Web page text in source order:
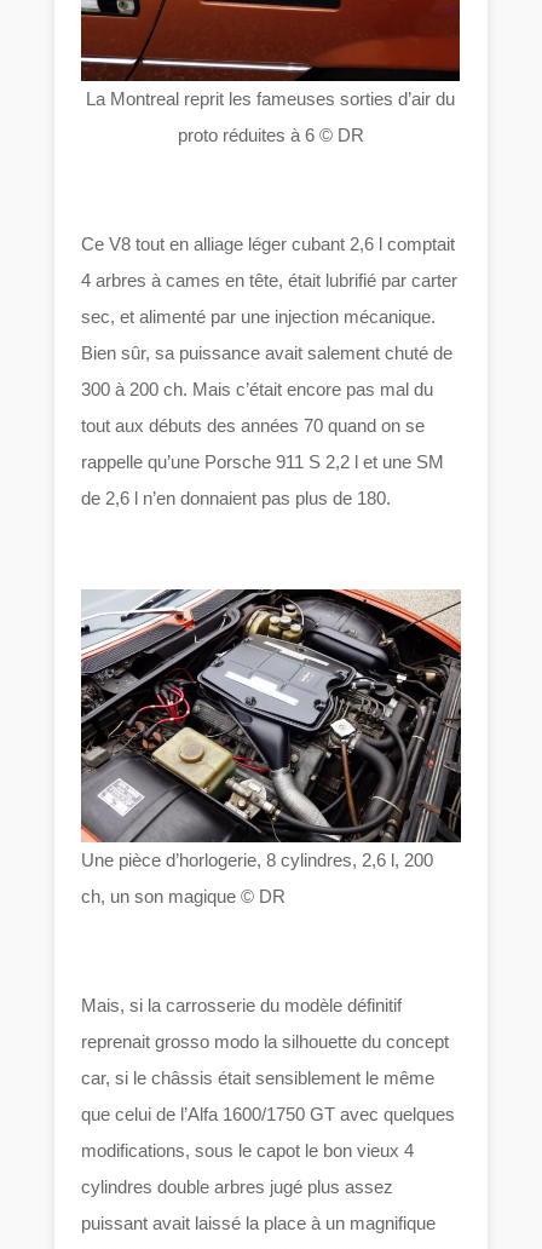
La Montreal reprit les fameuses sorties d’air du
proto réduites à 6 © DR
Ce V8 tout en alliage léger cubant 2,6 l comptait
4 arbres à cames en tête, était lubrifié par carter
sec, et alimenté par une injection mécanique.
Bien sûr, sa puissance avait salement chuté de
300 à 200 ch. Mais c’était encore pas mal du
tout aux débuts des années 70 quand on se
rappelle qu’une Porsche 911 S 2,2 l et une SM
de 2,6 l n’en donnaient pas plus de 180.
Une pièce d’horlogerie, 8 cylindres, 2,6 l, 200
ch, un son magique © DR
Mais, si la carrosserie du modèle définitif
reprenait grosso modo la silhouette du concept
car, si le châssis était sensiblement le même
que celui de l’Alfa 1600/1750 GT avec quelques
modifications, sous le capot le bon vieux 4
cylindres double arbres jugé plus assez
puissant avait laissé la place à un magnifique